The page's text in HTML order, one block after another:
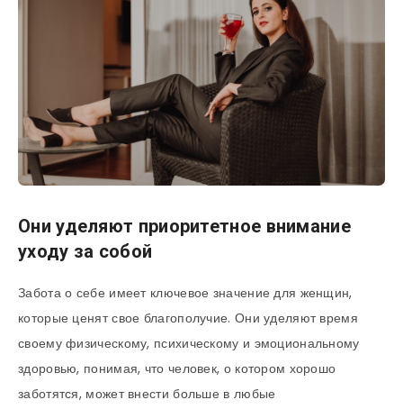
Они уделяют приоритетное внимание
уходу за собой
Забота о себе имеет ключевое значение для женщин,
которые ценят свое благополучие. Они уделяют время
своему физическому, психическому и эмоциональному
здоровью, понимая, что человек, о котором хорошо
заботятся, может внести больше в любые